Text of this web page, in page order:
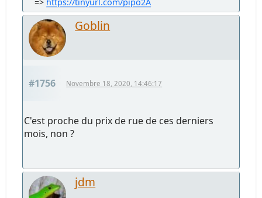
Goblin
#1756 Novembre 18, 2020, 14:46:17
C'est proche du prix de rue de ces derniers
mois, non ?
jdm